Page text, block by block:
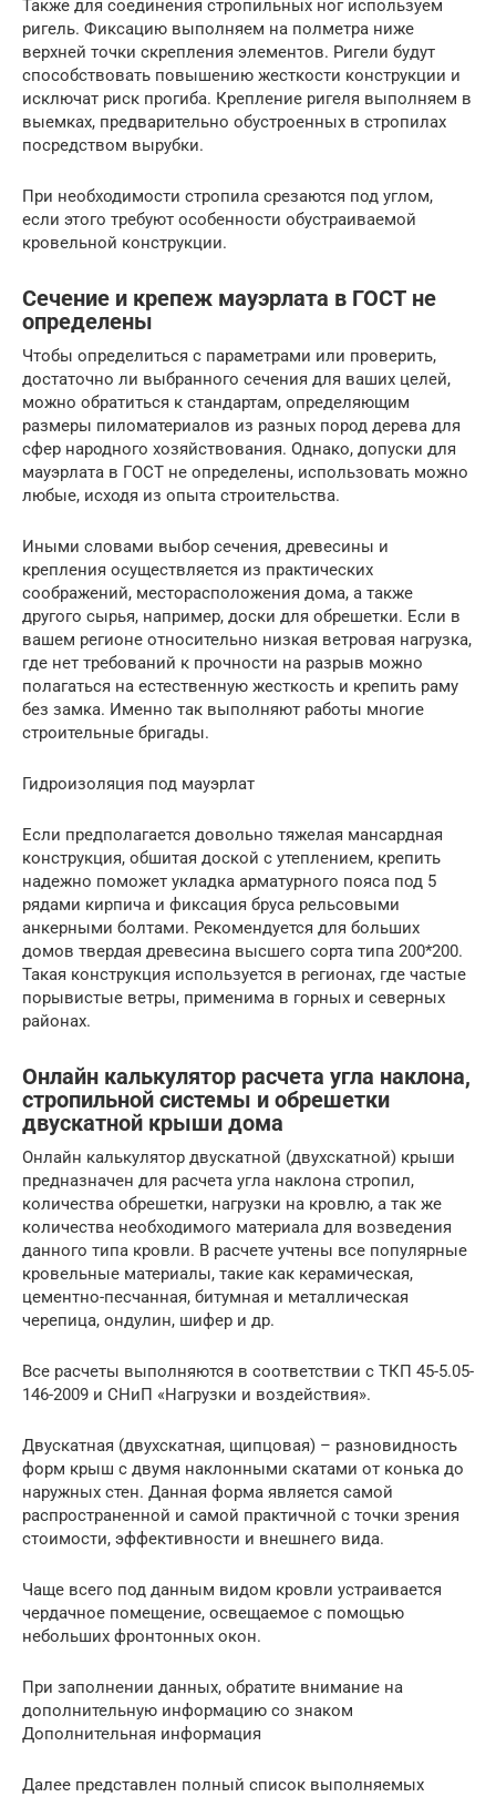
Также для соединения стропильных ног используем
ригель. Фиксацию выполняем на полметра ниже
верхней точки скрепления элементов. Ригели будут
способствовать повышению жесткости конструкции и
исключат риск прогиба. Крепление ригеля выполняем в
выемках, предварительно обустроенных в стропилах
посредством вырубки.
При необходимости стропила срезаются под углом,
если этого требуют особенности обустраиваемой
кровельной конструкции.
Сечение и крепеж мауэрлата в ГОСТ не
определены
Чтобы определиться с параметрами или проверить,
достаточно ли выбранного сечения для ваших целей,
можно обратиться к стандартам, определяющим
размеры пиломатериалов из разных пород дерева для
сфер народного хозяйствования. Однако, допуски для
мауэрлата в ГОСТ не определены, использовать можно
любые, исходя из опыта строительства.
Иными словами выбор сечения, древесины и
крепления осуществляется из практических
соображений, месторасположения дома, а также
другого сырья, например, доски для обрешетки. Если в
вашем регионе относительно низкая ветровая нагрузка,
где нет требований к прочности на разрыв можно
полагаться на естественную жесткость и крепить раму
без замка. Именно так выполняют работы многие
строительные бригады.
Гидроизоляция под мауэрлат
Если предполагается довольно тяжелая мансардная
конструкция, обшитая доской с утеплением, крепить
надежно поможет укладка арматурного пояса под 5
рядами кирпича и фиксация бруса рельсовыми
анкерными болтами. Рекомендуется для больших
домов твердая древесина высшего сорта типа 200*200.
Такая конструкция используется в регионах, где частые
порывистые ветры, применима в горных и северных
районах.
Онлайн калькулятор расчета угла наклона,
стропильной системы и обрешетки
двускатной крыши дома
Онлайн калькулятор двускатной (двухскатной) крыши
предназначен для расчета угла наклона стропил,
количества обрешетки, нагрузки на кровлю, а так же
количества необходимого материала для возведения
данного типа кровли. В расчете учтены все популярные
кровельные материалы, такие как керамическая,
цементно-песчанная, битумная и металлическая
черепица, ондулин, шифер и др.
Все расчеты выполняются в соответствии с ТКП 45-5.05-
146-2009 и СНиП «Нагрузки и воздействия».
Двускатная (двухскатная, щипцовая) – разновидность
форм крыш с двумя наклонными скатами от конька до
наружных стен. Данная форма является самой
распространенной и самой практичной с точки зрения
стоимости, эффективности и внешнего вида.
Чаще всего под данным видом кровли устраивается
чердачное помещение, освещаемое с помощью
небольших фронтонных окон.
При заполнении данных, обратите внимание на
дополнительную информацию со знаком
Дополнительная информация
Далее представлен полный список выполняемых